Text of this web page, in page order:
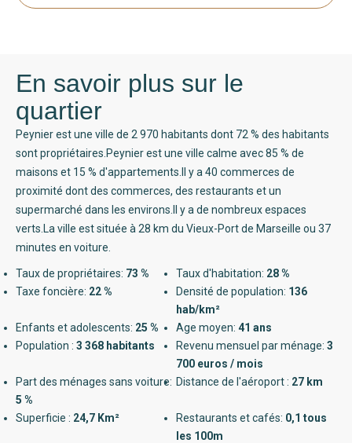
En savoir plus sur le
quartier
Peynier est une ville de 2 970 habitants dont 72 % des habitants
sont propriétaires.Peynier est une ville calme avec 85 % de
maisons et 15 % d'appartements.Il y a 40 commerces de
proximité dont des commerces, des restaurants et un
supermarché dans les environs.Il y a de nombreux espaces
verts.La ville est située à 28 km du Vieux-Port de Marseille ou 37
minutes en voiture.
Taux de propriétaires: 73 % Taux d'habitation: 28 %
Taxe foncière: 22 % Densité de population: 136
hab/km²
Enfants et adolescents: 25 % Age moyen: 41 ans
Population : 3 368 habitants Revenu mensuel par ménage: 3
700 euros / mois
Part des ménages sans voiture:
5 %
Distance de l'aéroport : 27 km
Superficie : 24,7 Km² Restaurants et cafés: 0,1 tous
les 100m